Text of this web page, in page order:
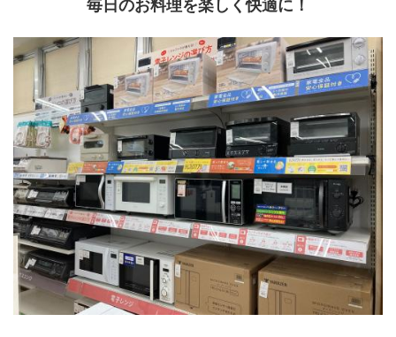
毎日のお料理を楽しく快適に！